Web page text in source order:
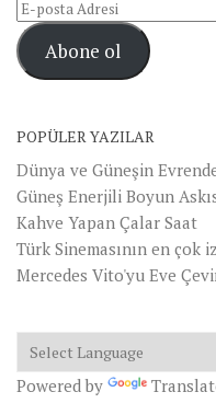
E-
posta
AdresiAbone ol
POPÜLER YAZILAR
Dünya ve Güneşin
Güneş Enerjili Boyun
Kahve Yapan Çalar Saat
Türk Sinemasının en çok
Mercedes Vito'yu Eve
Powered by